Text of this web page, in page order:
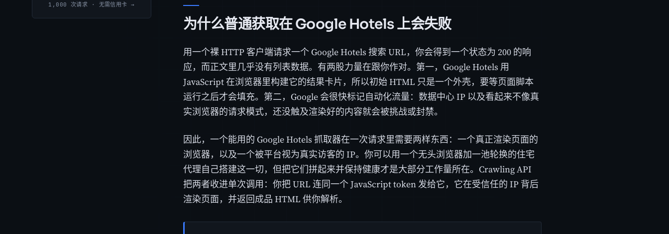
1,000 次请求 · 无需信用卡 →
为什么普通获取在 Google Hotels 上会失败
用一个裸 HTTP 客户端请求一个 Google Hotels 搜索 URL，你会得到一个状态为 200 的响
应，而正文里几乎没有列表数据。有两股力量在跟你作对。第一，Google Hotels 用
JavaScript 在浏览器里构建它的结果卡片，所以初始 HTML 只是一个外壳，要等页面脚本
运行之后才会填充。第二，Google 会很快标记自动化流量：数据中心 IP 以及看起来不像真
实浏览器的请求模式，还没触及渲染好的内容就会被挑战或封禁。
因此，一个能用的 Google Hotels 抓取器在一次请求里需要两样东西：一个真正渲染页面的
浏览器，以及一个被平台视为真实访客的 IP。你可以用一个无头浏览器加一池轮换的住宅
代理自己搭建这一切，但把它们拼起来并保持健康才是大部分工作量所在。Crawling API
把两者收进单次调用：你把 URL 连同一个 JavaScript token 发给它，它在受信任的 IP 背后
渲染页面，并返回成品 HTML 供你解析。